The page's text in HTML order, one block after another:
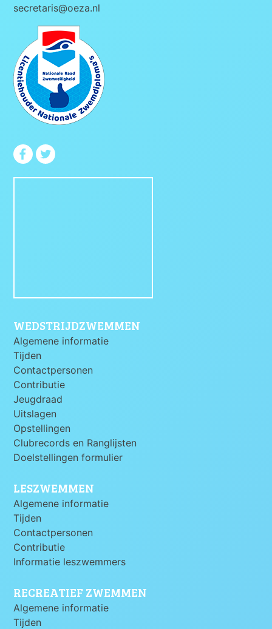
secretaris@oeza.nl
WEDSTRIJDZWEMMEN
Algemene informatie
Tijden
Contactpersonen
Contributie
Jeugdraad
Uitslagen
Opstellingen
Clubrecords en Ranglijsten
Doelstellingen formulier
LESZWEMMEN
Algemene informatie
Tijden
Contactpersonen
Contributie
Informatie leszwemmers
RECREATIEF ZWEMMEN
Algemene informatie
Tijden